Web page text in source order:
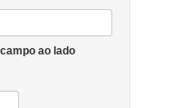
ao lado